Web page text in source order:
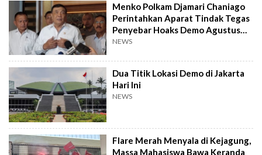
Menko Polkam Djamari Chaniago
Perintahkan Aparat Tindak Tegas
Penyebar Hoaks Demo Agustus
2026
NEWS
Dua Titik Lokasi Demo di Jakarta
Hari Ini
NEWS
Flare Merah Menyala di Kejagung,
Massa Mahasiswa Bawa Keranda